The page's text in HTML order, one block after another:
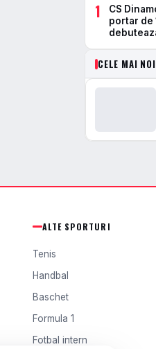
1
CS
portar de
CELE MAI
ALTE SPORTURI
Tenis
Handbal
Baschet
Formula 1
Fotbal intern